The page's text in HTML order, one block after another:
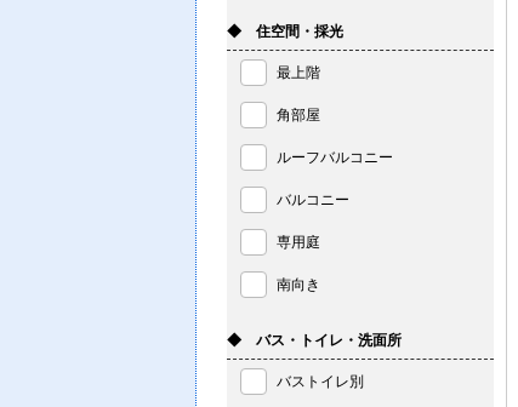
◆ 住空間・採光
最上階
角部屋
ルーフバルコニー
バルコニー
専用庭
南向き
◆ バス・トイレ・洗面所
バストイレ別